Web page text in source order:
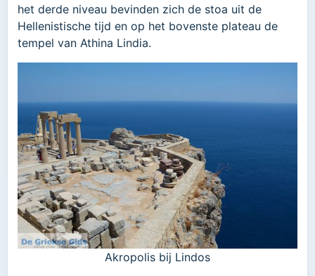
het derde niveau bevinden zich de stoa uit de
Hellenistische tijd en op het bovenste plateau de
tempel van Athina Lindia.
Akropolis bij Lindos